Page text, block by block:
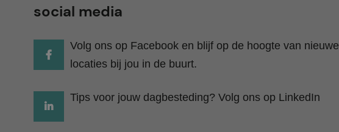
social media
Volg ons op Facebook en blijf op de hoogte van nieuwe
locaties bij jou in de buurt.
Tips voor jouw dagbesteding? Volg ons op LinkedIn